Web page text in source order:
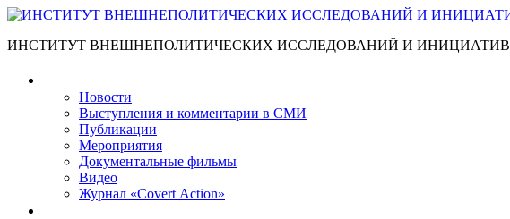
ИНСТИТУТ ВНЕШНЕПОЛИТИЧЕСКИХ ИССЛЕДОВАНИЙ И ИНИЦИАТИВ
Новости
Выступления и коммента­рии в СМИ
Публикации
Мероприятия
Документальные фильмы
Видео
Журнал «Covert Action»